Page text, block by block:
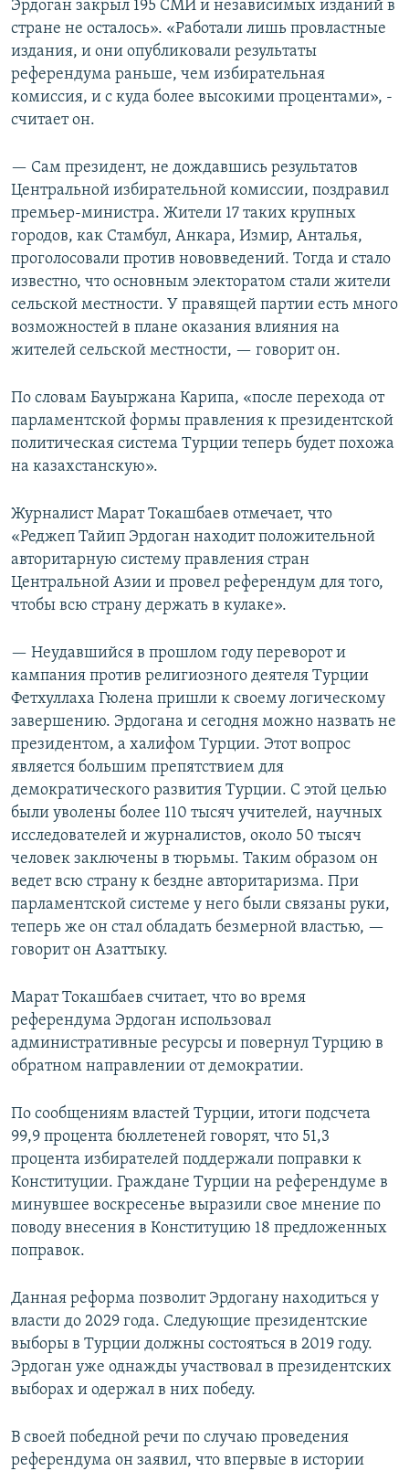
Эрдоган закрыл 195 СМИ и независимых изданий в
стране не осталось». «Работали лишь провластные
издания, и они опубликовали результаты
референдума раньше, чем избирательная
комиссия, и с куда более высокими процентами», -
считает он.
— Сам президент, не дождавшись результатов
Центральной избирательной комиссии, поздравил
премьер-министра. Жители 17 таких крупных
городов, как Стамбул, Анкара, Измир, Анталья,
проголосовали против нововведений. Тогда и стало
известно, что основным электоратом стали жители
сельской местности. У правящей партии есть много
возможностей в плане оказания влияния на
жителей сельской местности, — говорит он.
По словам Бауыржана Карипа, «после перехода от
парламентской формы правления к президентской
политическая система Турции теперь будет похожа
на казахстанскую».
Журналист Марат Токашбаев отмечает, что
«Реджеп Тайип Эрдоган находит положительной
авторитарную систему правления стран
Центральной Азии и провел референдум для того,
чтобы всю страну держать в кулаке».
— Неудавшийся в прошлом году переворот и
кампания против религиозного деятеля Турции
Фетхуллаха Гюлена пришли к своему логическому
завершению. Эрдогана и сегодня можно назвать не
президентом, а халифом Турции. Этот вопрос
является большим препятствием для
демократического развития Турции. С этой целью
были уволены более 110 тысяч учителей, научных
исследователей и журналистов, около 50 тысяч
человек заключены в тюрьмы. Таким образом он
ведет всю страну к бездне авторитаризма. При
парламентской системе у него были связаны руки,
теперь же он стал обладать безмерной властью, —
говорит он Азаттыку.
Марат Токашбаев считает, что во время
референдума Эрдоган использовал
административные ресурсы и повернул Турцию в
обратном направлении от демократии.
По сообщениям властей Турции, итоги подсчета
99,9 процента бюллетеней говорят, что 51,3
процента избирателей поддержали поправки к
Конституции. Граждане Турции на референдуме в
минувшее воскресенье выразили свое мнение по
поводу внесения в Конституцию 18 предложенных
поправок.
Данная реформа позволит Эрдогану находиться у
власти до 2029 года. Следующие президентские
выборы в Турции должны состояться в 2019 году.
Эрдоган уже однажды участвовал в президентских
выборах и одержал в них победу.
В своей победной речи по случаю проведения
референдума он заявил, что впервые в истории